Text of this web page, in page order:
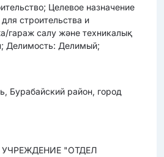
Целевое назначение
строительства и
гараж салу және техникалық
Делимость: Делимый;
Бурабайский район, город
"ОТДЕЛ